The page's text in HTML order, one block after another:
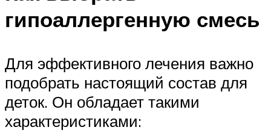
гипоаллергенную смесь
Для эффективного лечения важно
подобрать настоящий состав для
деток. Он обладает такими
характеристиками: